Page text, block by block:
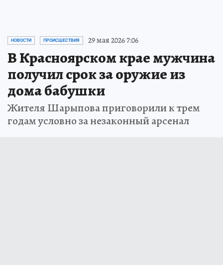
НОВОСТИ ПРОИСШЕСТВИЯ 29 мая 2026 7:06
В Красноярском крае мужчина
получил срок за оружие из
дома бабушки
Жителя Шарыпова приговорили к трем
годам условно за незаконный арсенал